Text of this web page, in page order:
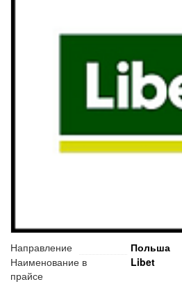
Направление
Польша
Наименование в
прайсе
Libet